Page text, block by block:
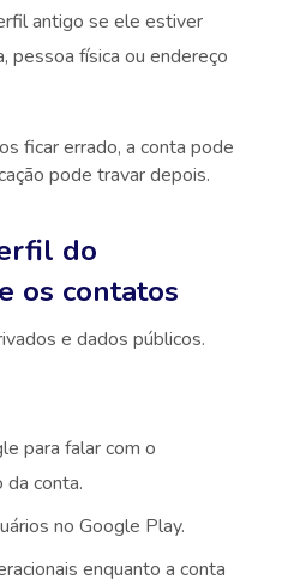
antigo se ele estiver
pessoa física ou endereço
ficar errado, a conta pode
pode travar depois.
do
os contatos
e dados públicos.
para falar com o
conta.
no Google Play.
enquanto a conta